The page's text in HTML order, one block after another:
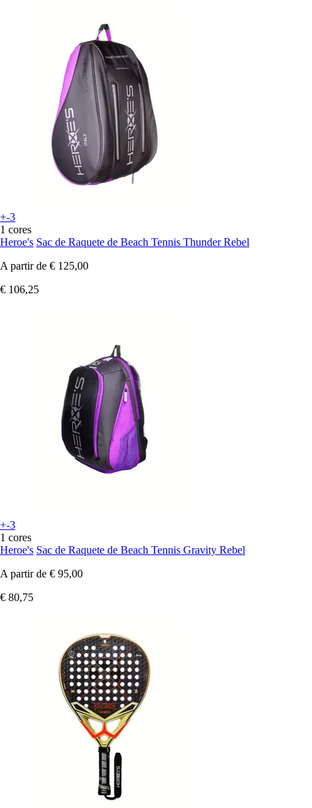
+-3
1 cores
Heroe's Sac de Raquete de Beach Tennis Thunder Rebel
A partir de € 125,00
€ 106,25
+-3
1 cores
Heroe's Sac de Raquete de Beach Tennis Gravity Rebel
A partir de € 95,00
€ 80,75